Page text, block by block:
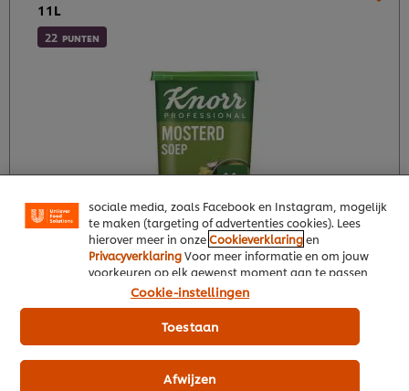
11L
22 PUNTEN
Eenheid 1 x 1,1 kg
€ 21,71
Eenheid 6 x 1,1 kg
€ 130,28
Prijsindicatie excl. BTW (Je betaalt je eigen prijs via je eigen grossier)
In winkelmand
Wij en geselecteerde derde partijen gebruiken cookies
verzamelen en te verwerken, waaronder jouw IP-
adres, apparaattype, surfgedrag en unieke
identificatiegegevens. Sommige hiervan zijn strikt
noodzakelijke cookies die vereist zijn om de website te
laten functioneren. We gebruiken ook optionele
cookies van onszelf en derden om de prestaties van
onze website te analyseren (prestatiecookies) en om
sociale media, zoals Facebook en Instagram, mogelijk
te maken (targeting of advertenties cookies). Lees
hierover meer in onzeCookieverklaringen
PrivacyverklaringVoor meer informatie en om jouw
voorkeuren op elk gewenst moment aan te passen,
klik op Cookie-instellingen.
Cookie-instellingen
Afwijzen
Toestaan